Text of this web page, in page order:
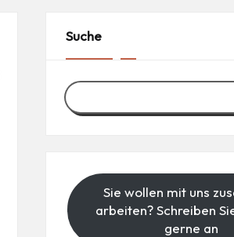
Suche
Sie wollen mit uns
arbeiten? Schreiben
gerne an